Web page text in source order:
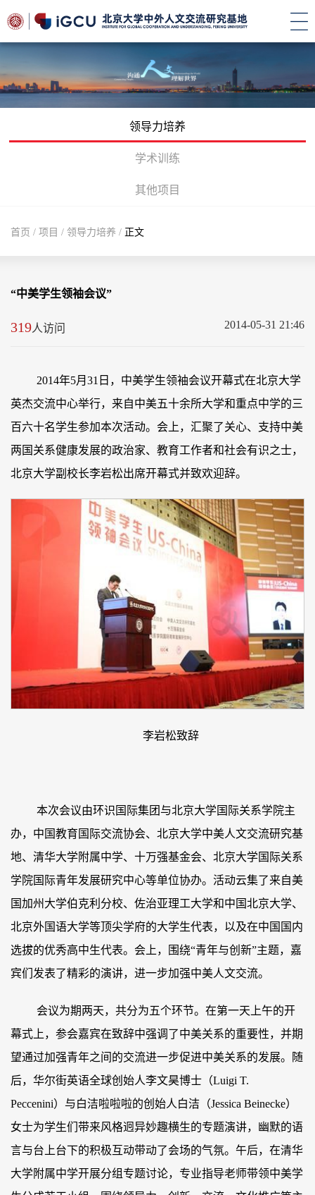
领导力培养
学术训练
其他项目
首页 / 项目 / 领导力培养 / 正文
“中美学生领袖会议”
2014-05-31 21:46
319人访问
2014年5月31日，中美学生领袖会议开幕式在北京大学
英杰交流中心举行，来自中美五十余所大学和重点中学的三
百六十名学生参加本次活动。会上，汇聚了关心、支持中美
两国关系健康发展的政治家、教育工作者和社会有识之士，
北京大学副校长李岩松出席开幕式并致欢迎辞。
李岩松致辞
本次会议由环识国际集团与北京大学国际关系学院主
办，中国教育国际交流协会、北京大学中美人文交流研究基
地、清华大学附属中学、十万强基金会、北京大学国际关系
学院国际青年发展研究中心等单位协办。活动云集了来自美
国加州大学伯克利分校、佐治亚理工大学和中国北京大学、
北京外国语大学等顶尖学府的大学生代表，以及在中国国内
选拔的优秀高中生代表。会上，围绕“青年与创新”主题，嘉
宾们发表了精彩的演讲，进一步加强中美人文交流。
会议为期两天，共分为五个环节。在第一天上午的开
幕式上，参会嘉宾在致辞中强调了中美关系的重要性，并期
望通过加强青年之间的交流进一步促进中美关系的发展。随
后，华尔街英语全球创始人李文昊博士（Luigi T.
Peccenini）与白洁啦啦啦的创始人白洁（Jessica Beinecke）
女士为学生们带来风格迥异妙趣横生的专题演讲，幽默的语
言与台上台下的积极互动带动了会场的气氛。午后，在清华
大学附属中学开展分组专题讨论，专业指导老师带领中美学